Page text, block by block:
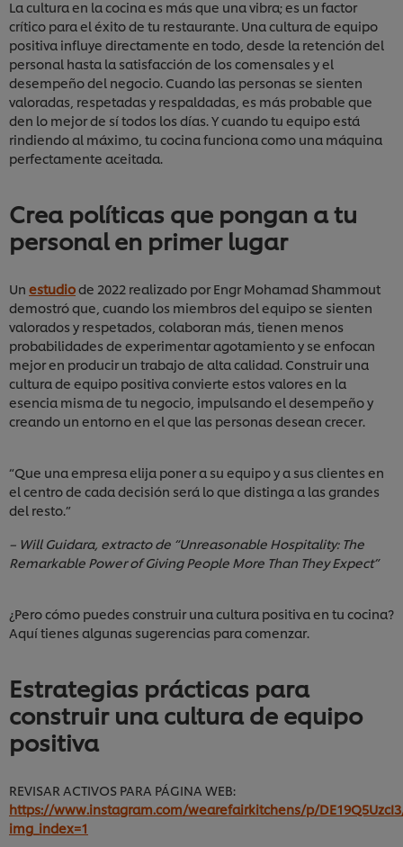
La cultura en la cocina es más que una vibra; es un factor
crítico para el éxito de tu restaurante. Una cultura de equipo
positiva influye directamente en todo, desde la retención del
personal hasta la satisfacción de los comensales y el
desempeño del negocio. Cuando las personas se sienten
valoradas, respetadas y respaldadas, es más probable que
den lo mejor de sí todos los días. Y cuando tu equipo está
rindiendo al máximo, tu cocina funciona como una máquina
perfectamente aceitada.
Crea políticas que pongan a tu
personal en primer lugar
Un estudiode 2022 realizado por Engr Mohamad Shammout
demostró que, cuando los miembros del equipo se sienten
valorados y respetados, colaboran más, tienen menos
probabilidades de experimentar agotamiento y se enfocan
mejor en producir un trabajo de alta calidad. Construir una
cultura de equipo positiva convierte estos valores en la
esencia misma de tu negocio, impulsando el desempeño y
creando un entorno en el que las personas desean crecer.
“Que una empresa elija poner a su equipo y a sus clientes en
el centro de cada decisión será lo que distinga a las grandes
del resto.”
– Will Guidara, extracto de “Unreasonable Hospitality: The
Remarkable Power of Giving People More Than They Expect”
¿Pero cómo puedes construir una cultura positiva en tu cocina?
Aquí tienes algunas sugerencias para comenzar.
Estrategias prácticas para
construir una cultura de equipo
positiva
REVISAR ACTIVOS PARA PÁGINA WEB:
https://www.instagram.com/wearefairkitchens/p/
img_index=1